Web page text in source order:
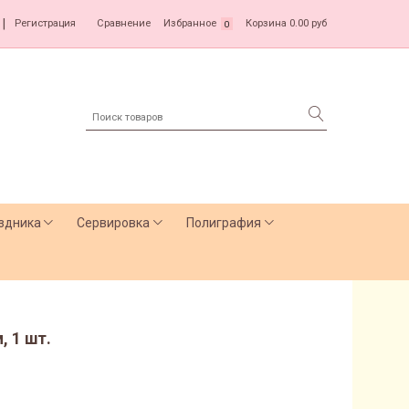
Регистрация Сравнение Избранное 0 Корзина 0.00 руб
Сервировка Полиграфия
1 шт.